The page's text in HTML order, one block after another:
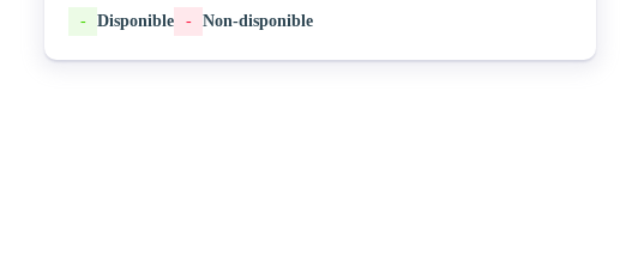
- Disponible - Non-disponible